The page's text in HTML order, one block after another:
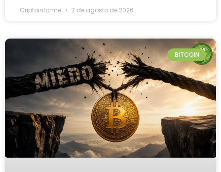
Criptoinforme 7 de agosto de 2026
BITCOIN